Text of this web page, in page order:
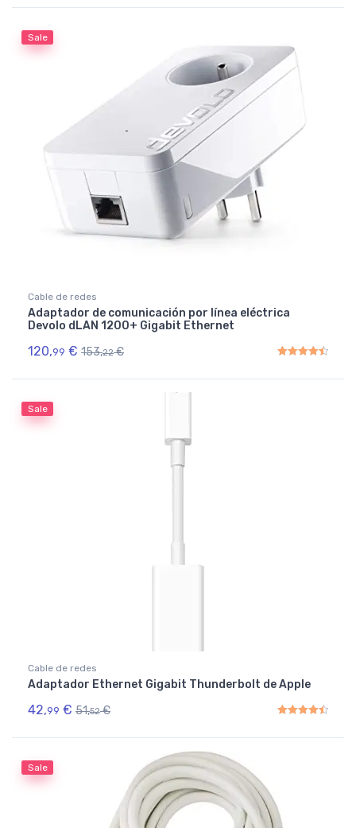
Sale
Cable de redes
Adaptador de comunicación por línea eléctrica
Devolo dLAN 1200+ Gigabit Ethernet
120,99 € 153,22 €
Sale
Cable de redes
Adaptador Ethernet Gigabit Thunderbolt de Apple
42,99 € 51,52 €
Sale